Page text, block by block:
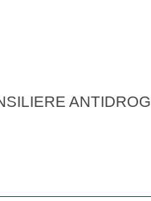
ANTIDROG